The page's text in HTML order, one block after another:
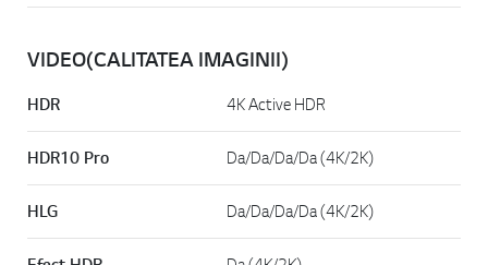
VIDEO(CALITATEA IMAGINII)
HDR 4K Active HDR
HDR10 Pro Da/Da/Da/Da (4K/2K)
HLG Da/Da/Da/Da (4K/2K)